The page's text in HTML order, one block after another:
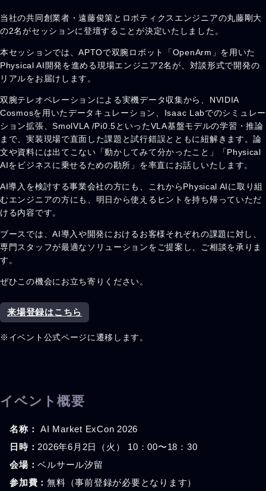
当社の共同創業者・遠藤俊策とロボティクスエンジニアの丸藤剛大
の2名がセッションに登壇することが決定いたしました。
本セッションでは、APTOで双腕ロボット「OpenArm」を用いた
Physical AI開発を進める現場エンジニア2名が、対談形式で開発の
リアルをお届けします。
双腕テレオペレーションによる実機データ収集から、NVIDIA
Cosmosを用いたデータキュレーション、Isaac Labでのシミュレー
ション拡張、SmolVLA /Pi0.5といったVLA基盤モデルの学習・推論
まで、実装現場で直面した課題と試行錯誤とともに紐解きます。論
文や資料には出てこない「動かしてみて分かったこと」「Physical
AIをビジネスに乗せるための勘所」を率直にお話しいたします。
AI導入を検討する事業会社の方にも、これからPhysical AIに取り組
むエンジニアの方にも、明日から使えるヒントを持ち帰っていただ
ける内容です。
ブースでは、AI導入や開発におけるお客様それぞれの課題に対し、
専門スタッフが最適なソリューションをご提案し、ご相談を承りま
す。
ぜひこの機会にお立ち寄りください。
来場登録はこちら
※イベント公式ページに遷移します。
イベント概要
名称： AI Market ExCon 2026
日時： 2026年6月2日（火） 10：00〜18：30
会場：ベルサール汐留
参加費： 無料（事前登録が必要となります）